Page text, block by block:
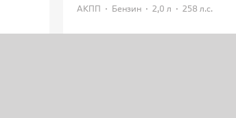
АКПП · Бензин · 2,0 л · 258 л.с.